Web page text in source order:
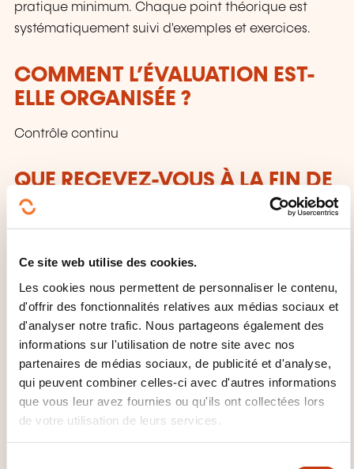
Ce site web utilise des cookies.
Les cookies nous permettent de personnaliser le contenu,
d'offrir des fonctionnalités relatives aux médias sociaux et
d'analyser notre trafic. Nous partageons également des
informations sur l'utilisation de notre site avec nos
partenaires de médias sociaux, de publicité et d'analyse,
qui peuvent combiner celles-ci avec d'autres informations
que vous leur avez fournies ou qu'ils ont collectées lors
de votre utilisation de leurs services.
pratique minimum. Chaque point théorique est
systématiquement suivi d'exemples et exercices.
COMMENT L’ÉVALUATION EST-
ELLE ORGANISÉE ?
Contrôle continu
QUE RECEVEZ-VOUS À LA FIN DE
LA FORMATION ?
des acquis
QUEL SUPPORT DE COURS EST
FOURNI ?
Sources des exercices + Support papier